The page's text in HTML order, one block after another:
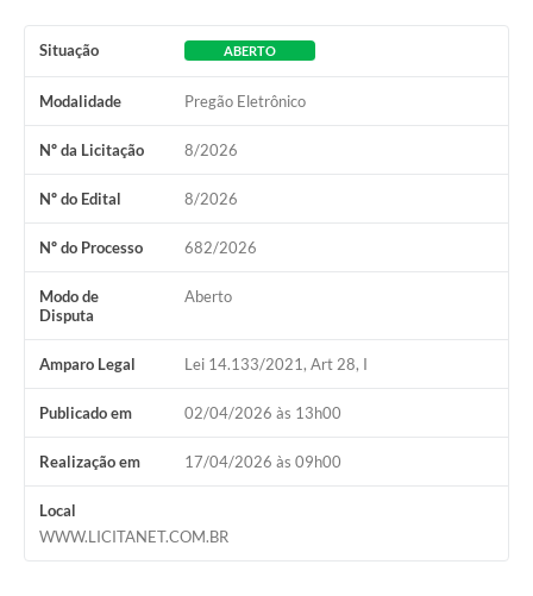
Situação ABERTO
Modalidade Pregão Eletrônico
Nº da Licitação 8/2026
Nº do Edital 8/2026
Nº do Processo 682/2026
Modo de
Disputa
Aberto
Amparo Legal Lei 14.133/2021, Art 28, I
Publicado em 02/04/2026 às 13h00
Realização em 17/04/2026 às 09h00
Local
WWW.LICITANET.COM.BR